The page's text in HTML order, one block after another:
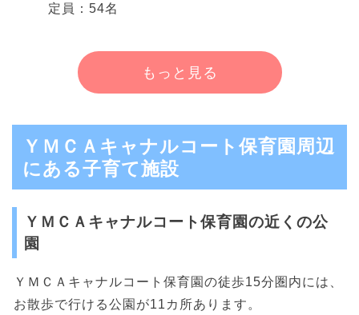
定員：54名
もっと見る
ＹＭＣＡキャナルコート保育園周辺
にある子育て施設
ＹＭＣＡキャナルコート保育園の近くの公
園
ＹＭＣＡキャナルコート保育園の徒歩15分圏内には、
お散歩で行ける公園が11カ所あります。